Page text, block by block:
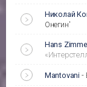
Николай
Онегин'
Hans
Mantovani -